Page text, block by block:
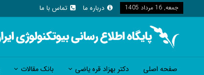
جمعه, 16 مرداد 1405 درباره ما تماس با ما
صفحه اصلی دکتر بهزاد قره یاضی بانک مقالات